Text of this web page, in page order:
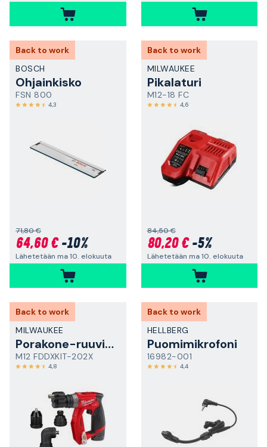
Back to work
BOSCH
Ohjainkisko
FSN 800
4,3
71,80 €
64,60 €-10%
Lähetetään ma 10. elokuuta
Back to work
MILWAUKEE
Pikalaturi
M12-18 FC
4,6
84,50 €
80,20 €-5%
Lähetetään ma 10. elokuuta
Back to work
MILWAUKEE
Porakone-ruuvinväännin
M12 FDDXKIT-202X
4,8
Back to work
HELLBERG
Puomimikrofoni
16982-001
4,4